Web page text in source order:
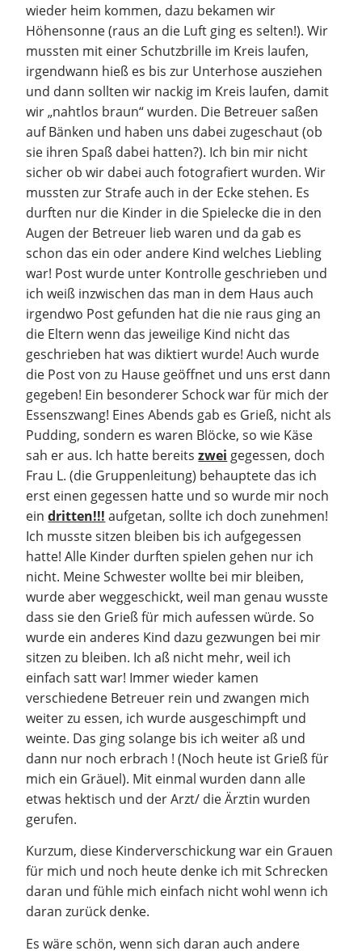
wieder heim kommen, dazu bekamen wir
Höhensonne (raus an die Luft ging es selten!). Wir
mussten mit einer Schutzbrille im Kreis laufen,
irgendwann hieß es bis zur Unterhose ausziehen
und dann sollten wir nackig im Kreis laufen, damit
wir „nahtlos braun“ wurden. Die Betreuer saßen
auf Bänken und haben uns dabei zugeschaut (ob
sie ihren Spaß dabei hatten?). Ich bin mir nicht
sicher ob wir dabei auch fotografiert wurden. Wir
mussten zur Strafe auch in der Ecke stehen. Es
durften nur die Kinder in die Spielecke die in den
Augen der Betreuer lieb waren und da gab es
schon das ein oder andere Kind welches Liebling
war! Post wurde unter Kontrolle geschrieben und
ich weiß inzwischen das man in dem Haus auch
irgendwo Post gefunden hat die nie raus ging an
die Eltern wenn das jeweilige Kind nicht das
geschrieben hat was diktiert wurde! Auch wurde
die Post von zu Hause geöffnet und uns erst dann
gegeben! Ein besonderer Schock war für mich der
Essenszwang! Eines Abends gab es Grieß, nicht als
Pudding, sondern es waren Blöcke, so wie Käse
sah er aus. Ich hatte bereitszwei gegessen, doch
Frau L. (die Gruppenleitung) behauptete das ich
erst einen gegessen hatte und so wurde mir noch
eindritten!!! aufgetan, sollte ich doch zunehmen!
Ich musste sitzen bleiben bis ich aufgegessen
hatte! Alle Kinder durften spielen gehen nur ich
nicht. Meine Schwester wollte bei mir bleiben,
wurde aber weggeschickt, weil man genau wusste
dass sie den Grieß für mich aufessen würde. So
wurde ein anderes Kind dazu gezwungen bei mir
sitzen zu bleiben. Ich aß nicht mehr, weil ich
einfach satt war! Immer wieder kamen
verschiedene Betreuer rein und zwangen mich
weiter zu essen, ich wurde ausgeschimpft und
weinte. Das ging solange bis ich weiter aß und
dann nur noch erbrach ! (Noch heute ist Grieß für
mich ein Gräuel). Mit einmal wurden dann alle
etwas hektisch und der Arzt/ die Ärztin wurden
gerufen.
Kurzum, diese Kinderverschickung war ein Grauen
für mich und noch heute denke ich mit Schrecken
daran und fühle mich einfach nicht wohl wenn ich
daran zurück denke.
Es wäre schön, wenn sich daran auch andere